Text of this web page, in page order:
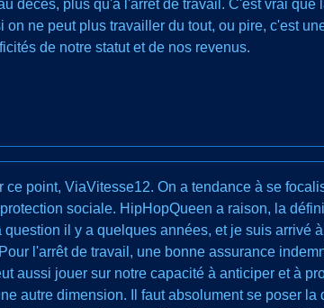
décès, plus qu'à l'arrêt de travail. C'est vrai
on ne peut plus travailler du tout, ou pire, c'est
de notre statut et de nos revenus.
point, ViaVitesse12. On a tendance à se
sociale. HipHopQueen a raison, la
il y a quelques années, et je suis arrivé
l'arrêt de travail, une bonne assurance
aussi jouer sur notre capacité à anticiper et à
autre dimension. Il faut absolument se poser